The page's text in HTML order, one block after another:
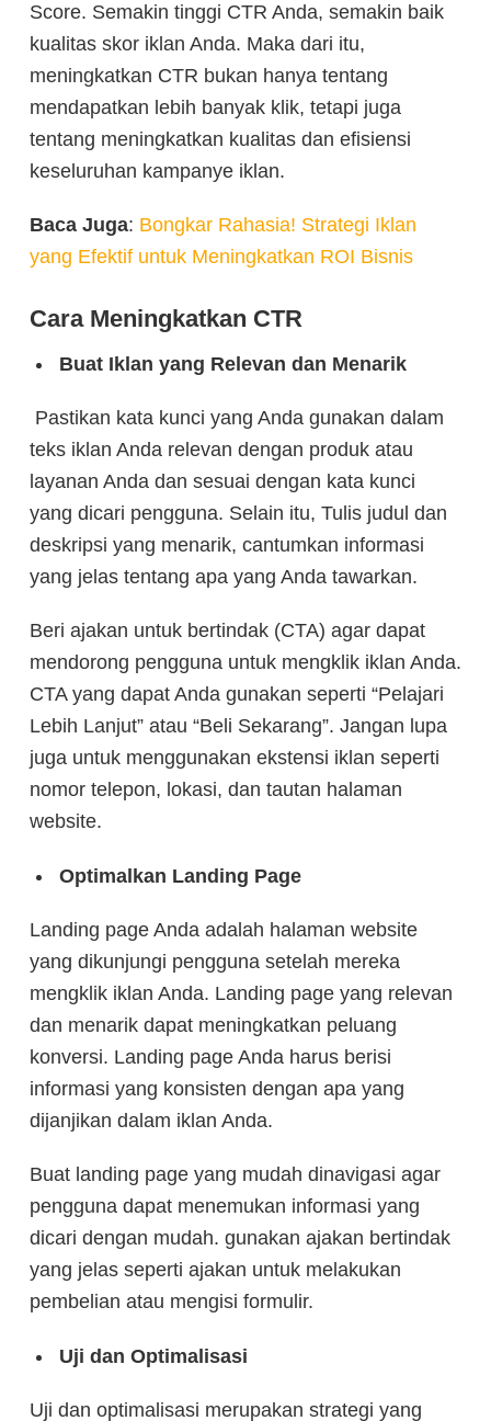
Score. Semakin tinggi CTR Anda, semakin baik
kualitas skor iklan Anda. Maka dari itu,
meningkatkan CTR bukan hanya tentang
mendapatkan lebih banyak klik, tetapi juga
tentang meningkatkan kualitas dan efisiensi
keseluruhan kampanye iklan.
Baca Juga: Bongkar Rahasia! Strategi Iklan
yang Efektif untuk Meningkatkan ROI Bisnis
Cara Meningkatkan CTR
Buat Iklan yang Relevan dan Menarik
Pastikan kata kunci yang Anda gunakan dalam
teks iklan Anda relevan dengan produk atau
layanan Anda dan sesuai dengan kata kunci
yang dicari pengguna. Selain itu, Tulis judul dan
deskripsi yang menarik, cantumkan informasi
yang jelas tentang apa yang Anda tawarkan.
Beri ajakan untuk bertindak (CTA) agar dapat
mendorong pengguna untuk mengklik iklan Anda.
CTA yang dapat Anda gunakan seperti “Pelajari
Lebih Lanjut” atau “Beli Sekarang”. Jangan lupa
juga untuk menggunakan ekstensi iklan seperti
nomor telepon, lokasi, dan tautan halaman
website.
Optimalkan Landing Page
Landing page Anda adalah halaman website
yang dikunjungi pengguna setelah mereka
mengklik iklan Anda. Landing page yang relevan
dan menarik dapat meningkatkan peluang
konversi. Landing page Anda harus berisi
informasi yang konsisten dengan apa yang
dijanjikan dalam iklan Anda.
Buat landing page yang mudah dinavigasi agar
pengguna dapat menemukan informasi yang
dicari dengan mudah. gunakan ajakan bertindak
yang jelas seperti ajakan untuk melakukan
pembelian atau mengisi formulir.
Uji dan Optimalisasi
Uji dan optimalisasi merupakan strategi yang